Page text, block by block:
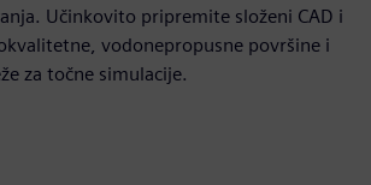
Učinkovito pripremite složeni CAD i
vodonepropusne površine i
za točne simulacije.